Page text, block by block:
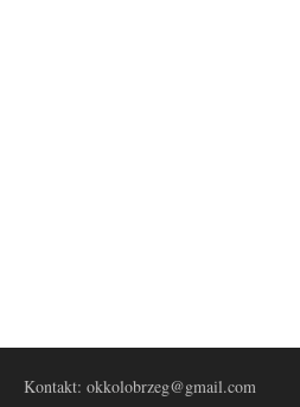
Kontakt: okkolobrzeg@gmail.com